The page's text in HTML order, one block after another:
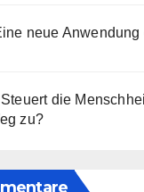
neue Anwendung
die
zu?